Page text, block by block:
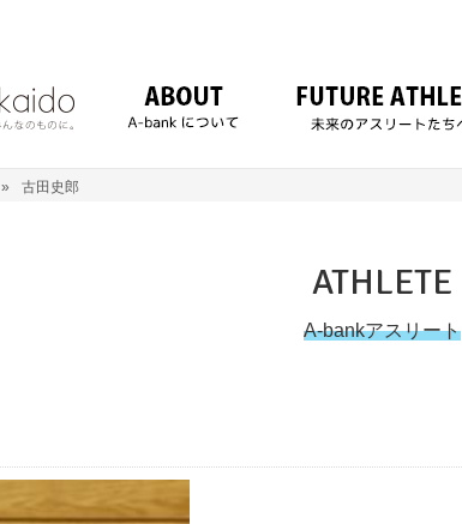
» 古田史郎
ATHLETE
A-bankアスリート